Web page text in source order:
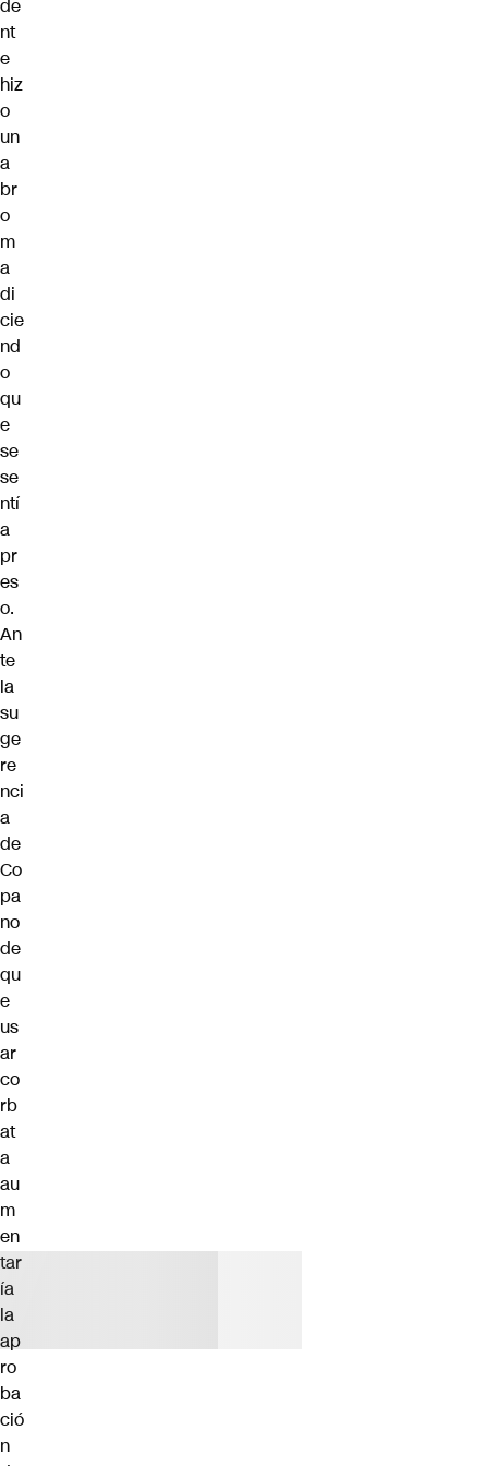
de
nt
e
hiz
o
un
a
br
o
m
a
di
cie
nd
o
qu
e
se
se
ntí
a
pr
es
o.
An
te
la
su
ge
re
nci
a
de
Co
pa
no
de
qu
e
us
ar
co
rb
at
a
au
m
en
tar
ía
la
ap
ro
ba
ció
n